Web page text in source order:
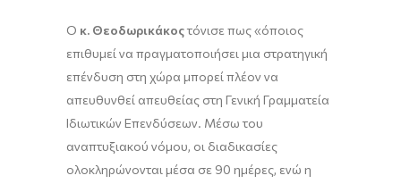
Ο κ. Θεοδωρικάκοςτόνισε πως «όποιος
επιθυμεί να πραγματοποιήσει μια στρατηγική
επένδυση στη χώρα μπορεί πλέον να
απευθυνθεί απευθείας στη Γενική Γραμματεία
Ιδιωτικών Επενδύσεων. Μέσω του
αναπτυξιακού νόμου, οι διαδικασίες
ολοκληρώνονται μέσα σε 90 ημέρες, ενώ η